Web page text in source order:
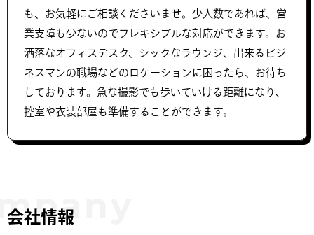
も、お気軽にご相談くださいませ。少人数であれば、営
業支障も少ないのでフレキシブルな対応ができます。お
洒落なオフィスデスク、シックなラウンジ、出来るビジ
ネスマンの職場などのロケーションに困ったら、お待ち
しております。急な撮影でも歩いていける距離になり、
控室や衣装部屋も準備することができます。
会社情報